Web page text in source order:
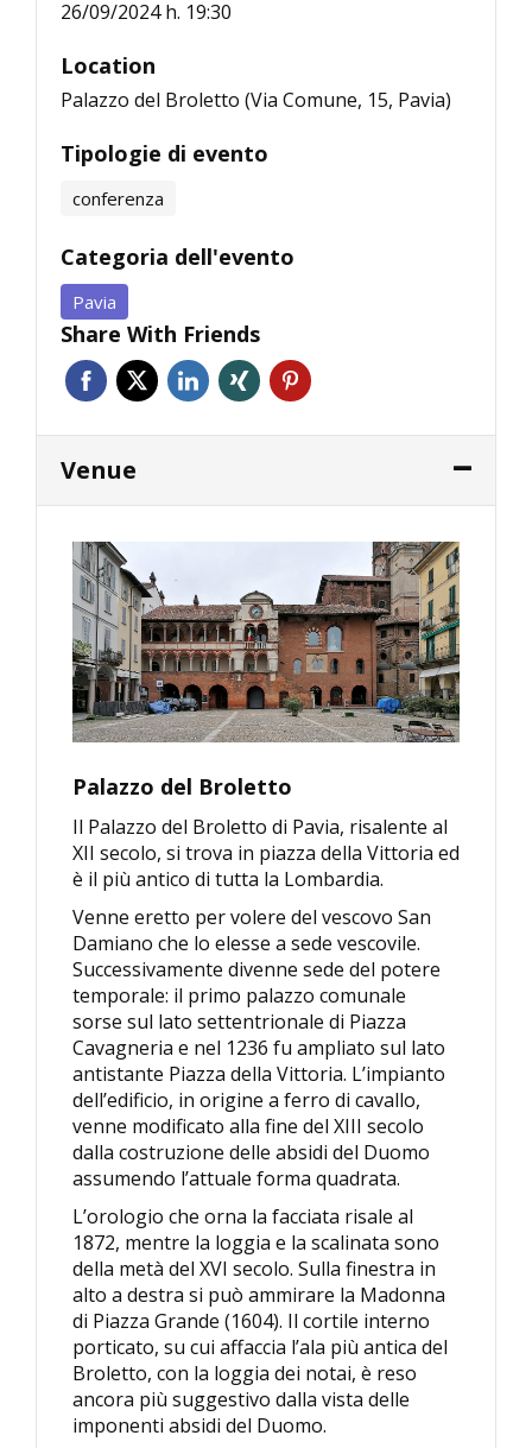
26/09/2024 h. 19:30
Location
Palazzo del Broletto (Via Comune, 15, Pavia)
Tipologie di evento
conferenza
Categoria dell'evento
Pavia
Share With Friends
Venue
Palazzo del Broletto
Il Palazzo del Broletto di Pavia, risalente al
XII secolo, si trova in piazza della Vittoria ed
è il più antico di tutta la Lombardia.
Venne eretto per volere del vescovo San
Damiano che lo elesse a sede vescovile.
Successivamente divenne sede del potere
temporale: il primo palazzo comunale
sorse sul lato settentrionale di Piazza
Cavagneria e nel 1236 fu ampliato sul lato
antistante Piazza della Vittoria. L’impianto
dell’edificio, in origine a ferro di cavallo,
venne modificato alla fine del XIII secolo
dalla costruzione delle absidi del Duomo
assumendo l’attuale forma quadrata.
L’orologio che orna la facciata risale al
1872, mentre la loggia e la scalinata sono
della metà del XVI secolo. Sulla finestra in
alto a destra si può ammirare la Madonna
di Piazza Grande (1604). Il cortile interno
porticato, su cui affaccia l’ala più antica del
Broletto, con la loggia dei notai, è reso
ancora più suggestivo dalla vista delle
imponenti absidi del Duomo.